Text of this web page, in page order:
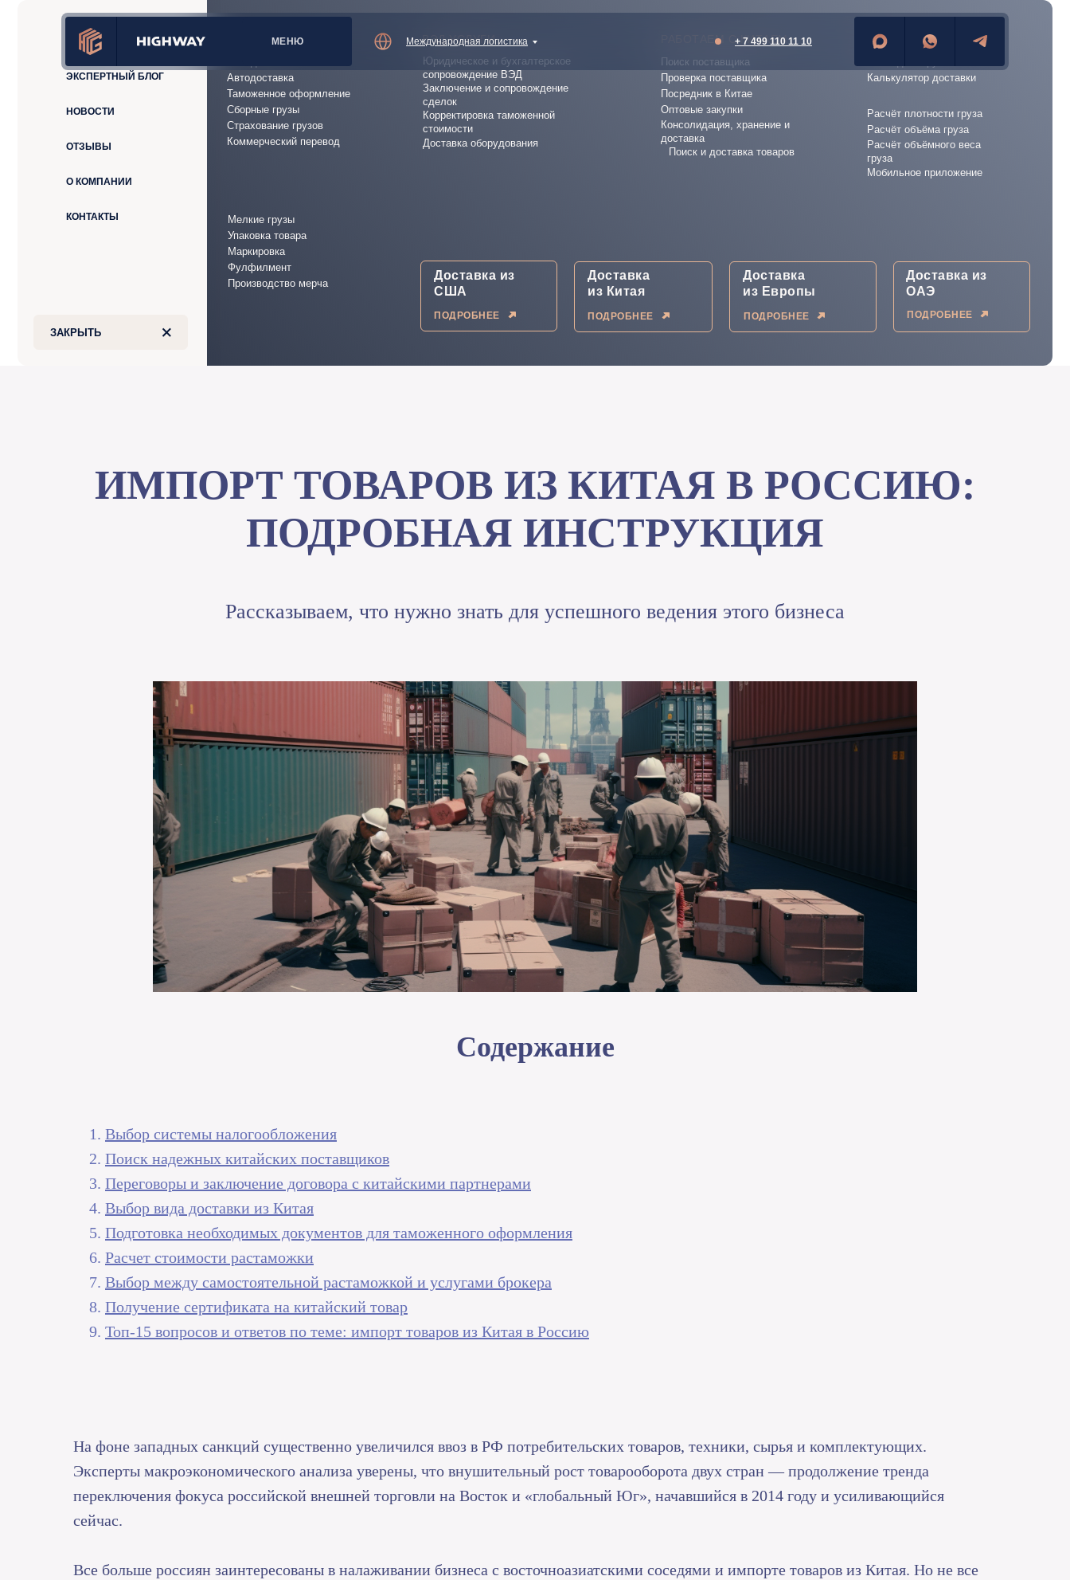
+ 7 499 110 11 10
Международная логистика
МЕНЮ СЕРВИСЫ
УСЛУГИ РАБОТАЕМ С КИТАЕМ
ВЭД УСЛУГИ
Доставка из
ОАЭ
ПОДРОБНЕЕ
Доставка из
США
ПОДРОБНЕЕ
Доставка
из Европы
ПОДРОБНЕЕ
Доставка
из Китая
ПОДРОБНЕЕ
ЗАКРЫТЬ +
ГЛАВНАЯ
ЭКСПЕРТНЫЙ БЛОГ
НОВОСТИ
ОТЗЫВЫ
О КОМПАНИИ
КОНТАКТЫ
Автодоставка
Таможенное оформление
Сборные грузы
Страхование грузов
Коммерческий перевод
Мелкие грузы
Упаковка товара
Маркировка
Фулфилмент
Производство мерча
Поиск поставщика
Проверка поставщика
Посредник в Китае
Оптовые закупки
Консолидация, хранение и
доставка
Поиск и доставка товаров
Калькулятор доставки
Расчёт плотности груза
Расчёт объёма груза
Расчёт объёмного веса
груза
Мобильное приложение
Юридическое и бухгалтерское
сопровождение ВЭД
Заключение и сопровождение
сделок
Корректировка таможенной
стоимости
Доставка оборудования
ИМПОРТ ТОВАРОВ ИЗ КИТАЯ В РОССИЮ:
ПОДРОБНАЯ ИНСТРУКЦИЯ
Рассказываем, что нужно знать для успешного ведения этого бизнеса
Содержание
Выбор системы налогообложения
Поиск надежных китайских поставщиков
Переговоры и заключение договора с китайскими партнерами
Выбор вида доставки из Китая
Подготовка необходимых документов для таможенного оформления
Расчет стоимости растаможки
Выбор между самостоятельной растаможкой и услугами брокера
Получение сертификата на китайский товар
Топ-15 вопросов и ответов по теме: импорт товаров из Китая в Россию
На фоне западных санкций существенно увеличился ввоз в РФ потребительских товаров, техники, сырья и комплектующих.
Эксперты макроэкономического анализа уверены, что внушительный рост товарооборота двух стран — продолжение тренда
переключения фокуса российской внешней торговли на Восток и «глобальный Юг», начавшийся в 2014 году и усиливающийся
сейчас.
Все больше россиян заинтересованы в налаживании бизнеса с восточноазиатскими соседями и импорте товаров из Китая. Но не все